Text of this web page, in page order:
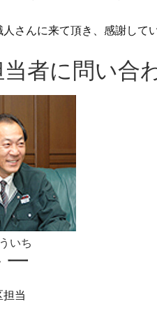
さんに来て頂き、感謝して
者に問い合
いち
担当